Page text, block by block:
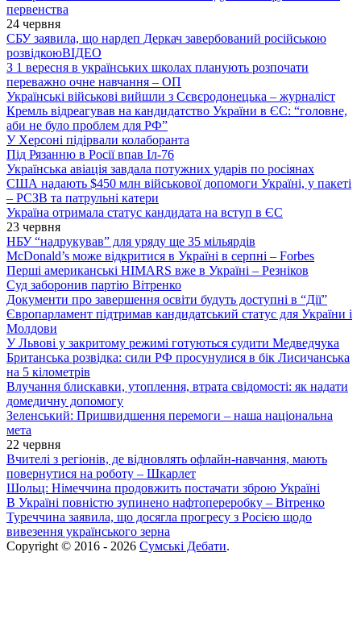
первенства
24 червня
СБУ заявила, що нардеп Деркач завербований російською
розвідкоюВІДЕО
З 1 вересня в українських школах планують розпочати
переважно очне навчання – ОП
Українські військові вийшли з Сєвєродонецька – журналіст
Кремль відреагував на кандидатство України в ЄС: “головне,
аби не було проблем для РФ”
У Херсоні підірвали колаборанта
Під Рязанню в Росії впав Іл-76
Українська авіація завдала потужних ударів по росіянах
США надають $450 млн військової допомоги Україні, у пакеті
– РСЗВ та патрульні катери
Україна отримала статус кандидата на вступ в ЄС
23 червня
НБУ “надрукував” для уряду ще 35 мільярдів
McDonald’s може відкритися в Україні в серпні – Forbes
Перші американські HIMARS вже в Україні – Резніков
Суд заборонив партію Вітренко
Документи про завершення освіти будуть доступні в “Дії”
Європарламент підтримав кандидатський статус для України і
Молдови
У Львові у закритому режимі готуються судити Медведчука
Британська розвідка: сили РФ просунулися в бік Лисичанська
на 5 кілометрів
Влучання блискавки, утоплення, втрата свідомості: як надати
домедичну допомогу
Зеленський: Пришвидшення перемоги – наша національна
мета
22 червня
Вчителі з регіонів, де відновлять офлайн-навчання, мають
повернутися на роботу – Шкарлет
Шольц: Німеччина продовжить постачати зброю Україні
В Україні повністю зупинено нафтопереробку – Вітренко
Туреччина заявила, що досягла прогресу з Росією щодо
вивезення українського зерна
Copyright © 2016 - 2026 Сумські Дебати.